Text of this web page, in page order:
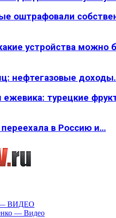
оштрафовали
устройства можно
нефтегазовые
ежевика: турецкие
в Россию и…
— ВИДЕО
— Видео